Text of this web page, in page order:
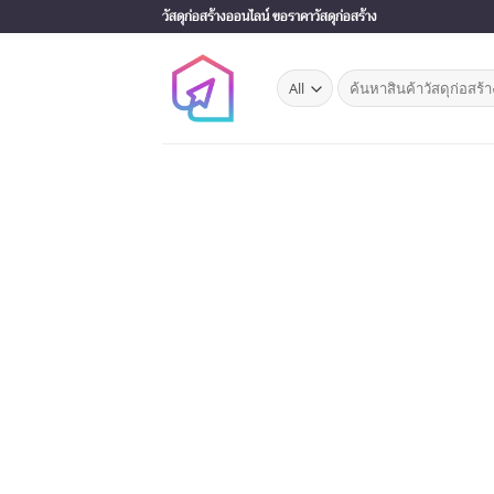
to
วัสดุก่อสร้างออนไลน์ ขอราคาวัสดุก่อสร้าง
Search
for: